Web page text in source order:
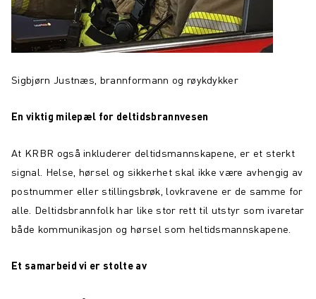
Sigbjørn Justnæs, brannformann og røykdykker
En viktig milepæl for deltidsbrannvesen
At KRBR også inkluderer deltidsmannskapene, er et sterkt
signal. Helse, hørsel og sikkerhet skal ikke være avhengig av
postnummer eller stillingsbrøk, lovkravene er de samme for
alle. Deltidsbrannfolk har like stor rett til utstyr som ivaretar
både kommunikasjon og hørsel som heltidsmannskapene.
Et samarbeid vi er stolte av